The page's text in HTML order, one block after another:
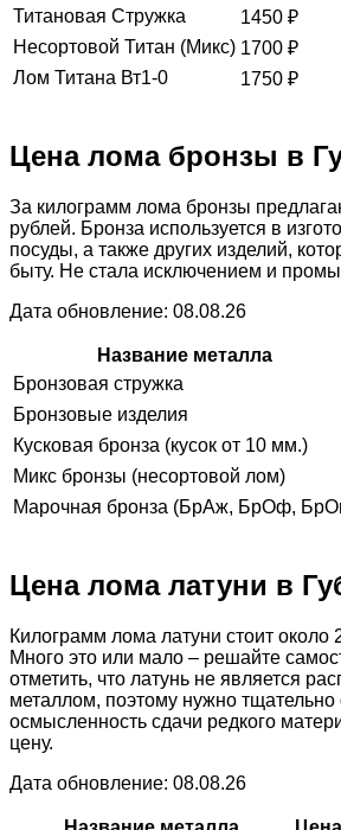
Титановая Стружка
1450 ₽
Несортовой Титан (Микс) 1700 ₽
Лом Титана Вт1-0
1750 ₽
Цена лома бронзы в
За килограмм лома бронзы
рублей. Бронза используется в
посуды, а также других изделий,
быту. Не стала исключением и
Дата обновление: 08.08.26
Название металла
Бронзовая стружка
Бронзовые изделия
Кусковая бронза (кусок от 10 мм.)
Микс бронзы (несортовой лом)
Марочная бронза (БрАж, БрОф,
Цена лома латуни в
Килограмм лома латуни стоит около
Много это или мало – решайте
отметить, что латунь не является
металлом, поэтому нужно тщательно
осмысленность сдачи редкого
цену.
Дата обновление: 08.08.26